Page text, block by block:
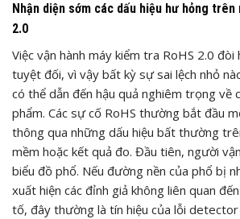
Nhận diện sớm các dấu hiệu hư hỏng trên
2.0
Việc vận hành máy kiểm tra RoHS 2.0 đòi
tuyệt đối, vì vậy bất kỳ sự sai lệch nhỏ
có thể dẫn đến hậu quả nghiêm trọng về
phẩm. Các sự cố RoHS thường bắt đầu
thông qua những dấu hiệu bất thường
mềm hoặc kết quả đo. Đầu tiên, người
biểu đồ phổ. Nếu đường nền của phổ bị
xuất hiện các đỉnh giả không liên quan
tố, đây thường là tín hiệu của lỗi detector